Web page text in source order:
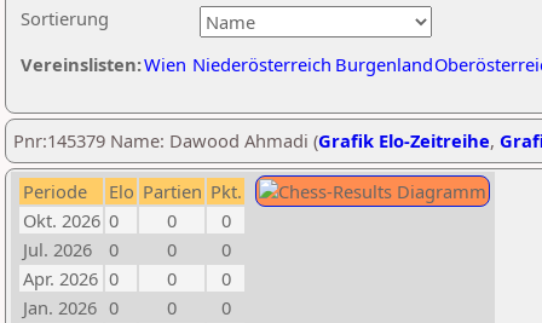
Sortierung
Vereinslisten:Wien Niederösterreich Burgenland
Pnr:145379 Name: Dawood Ahmadi (Grafik Elo-Zeitreihe,
Periode Elo Partien Pkt.
Okt. 2026 0 0
0
Jul. 2026
0 0
0
Apr. 2026 0 0
0
Jan. 2026 0 0
0